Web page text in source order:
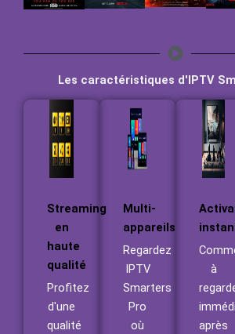
Les caractéristiques d'IPTV
Streaming
en
haute
qualité
Profitez
d'une
qualité
Multi-
appareils
Regardez
IPTV
Smarters
Pro
où
à
après